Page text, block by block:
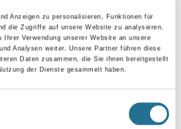
Anzeigen zu personalisieren, Funktionen für
die Zugriffe auf unsere Website zu analysieren.
Verwendung unserer Website an unsere
Analysen weiter. Unsere Partner führen diese
Daten zusammen, die Sie ihnen bereitgestellt
der Dienste gesammelt haben.